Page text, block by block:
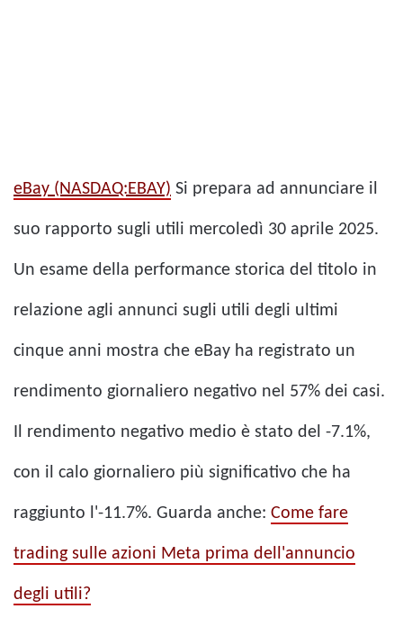
eBay (NASDAQ:EBAY) Si prepara ad annunciare il
suo rapporto sugli utili mercoledì 30 aprile 2025.
Un esame della performance storica del titolo in
relazione agli annunci sugli utili degli ultimi
cinque anni mostra che eBay ha registrato un
rendimento giornaliero negativo nel 57% dei casi.
Il rendimento negativo medio è stato del -7.1%,
con il calo giornaliero più significativo che ha
raggiunto l'-11.7%. Guarda anche: Come fare
trading sulle azioni Meta prima dell'annuncio
degli utili?